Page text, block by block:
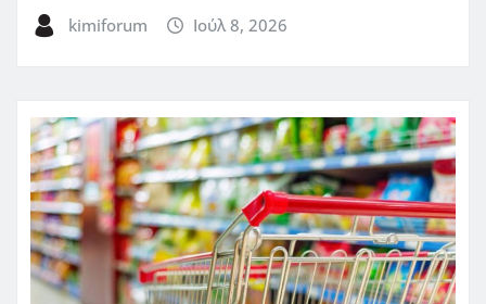
kimiforum Ιούλ 8, 2026